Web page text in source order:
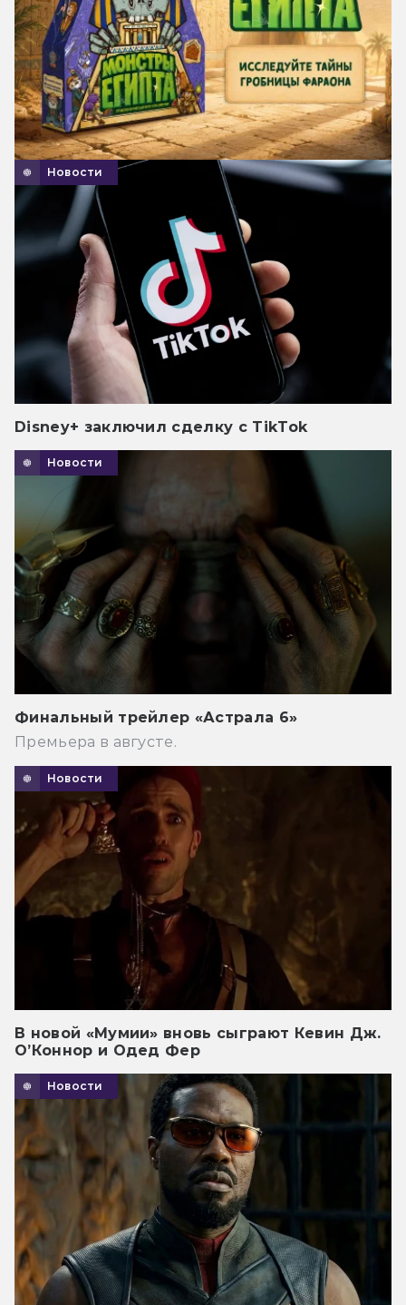
Новости
Disney+ заключил сделку с TikTok
Новости
Финальный трейлер «Астрала 6»
Премьера в августе.
Новости
В новой «Мумии» вновь сыграют Кевин Дж.
О’Коннор и Одед Фер
Новости